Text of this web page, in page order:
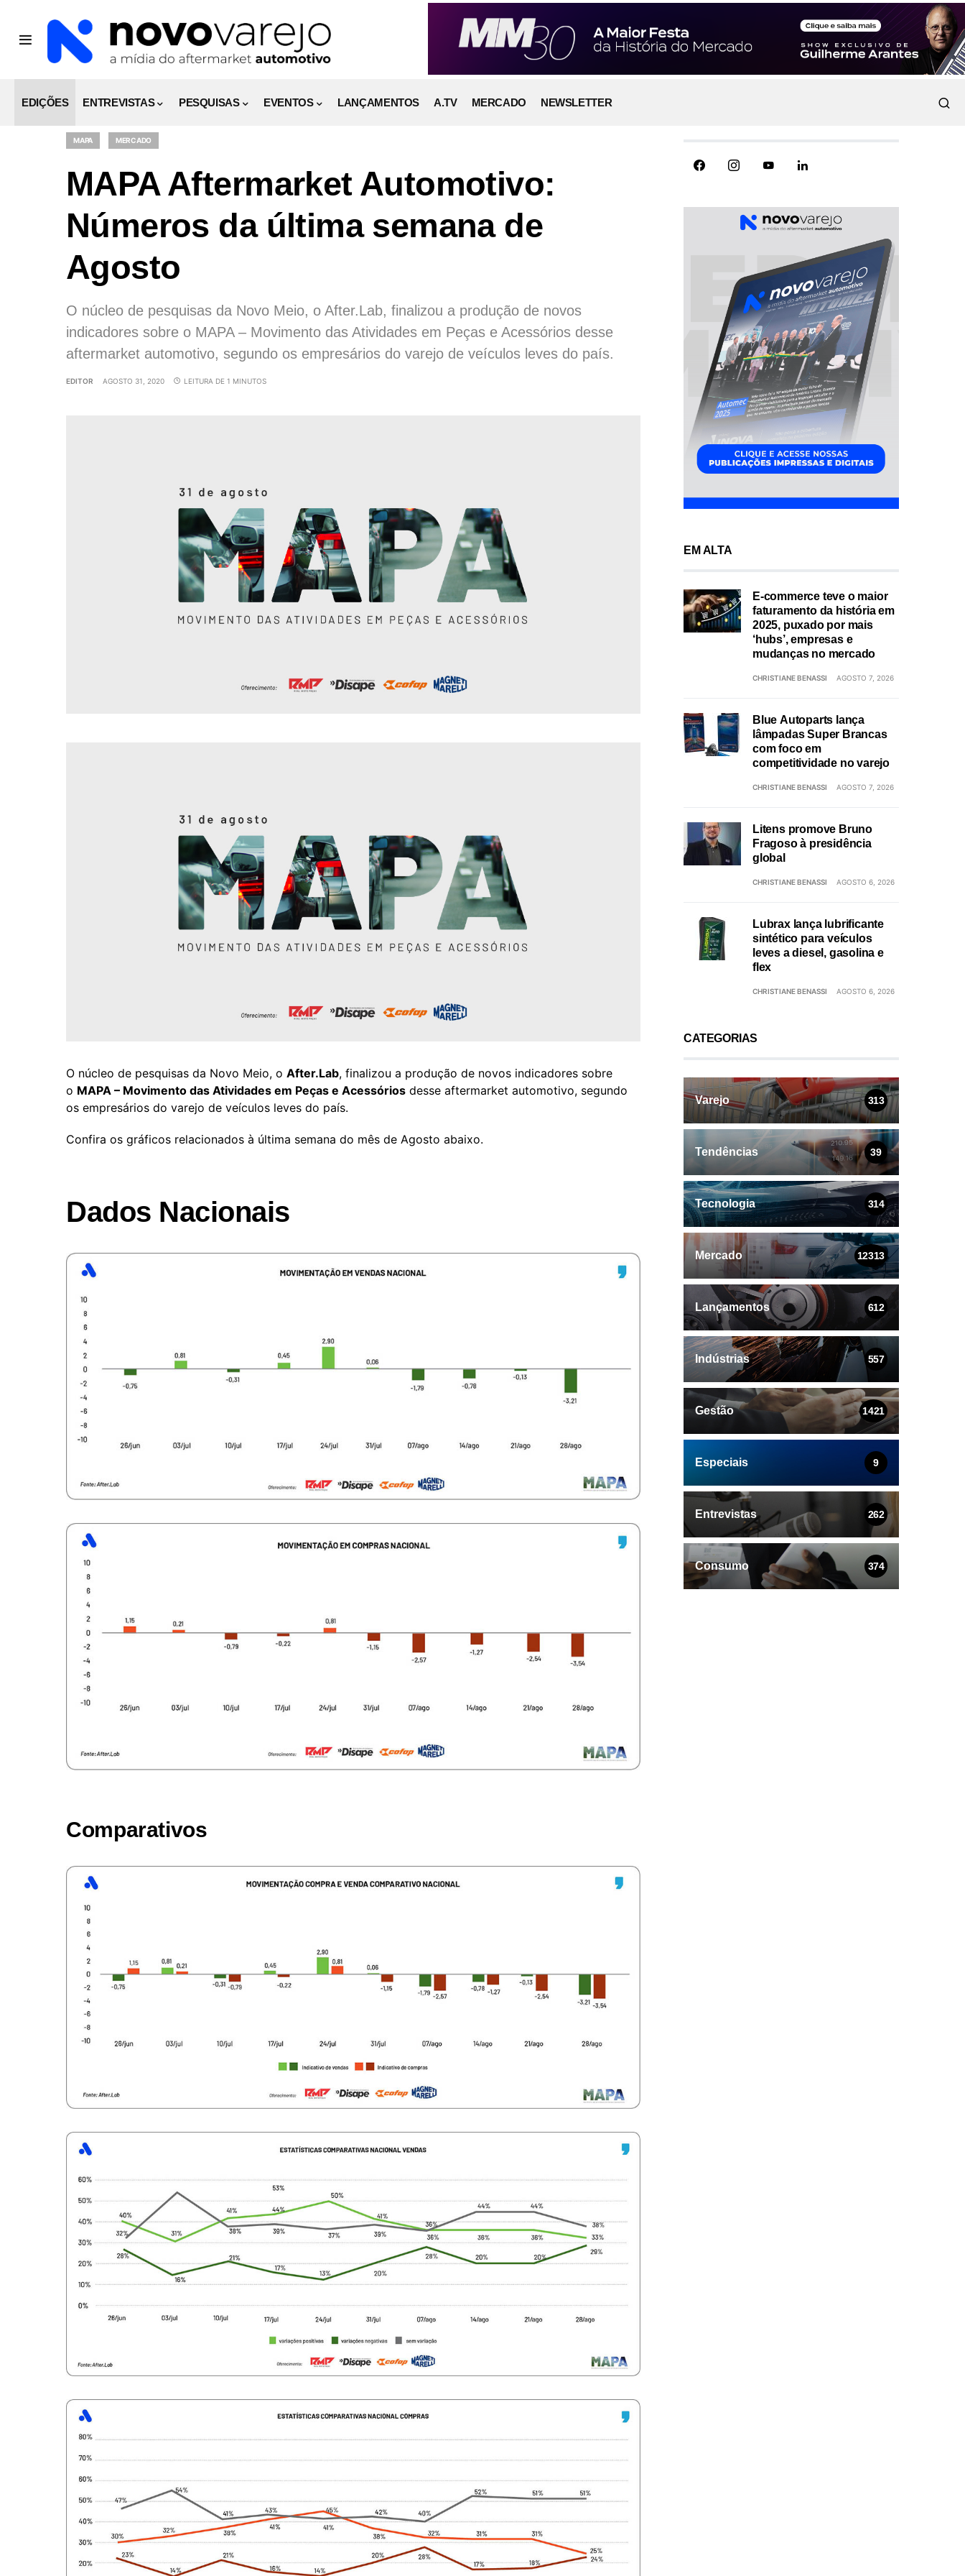
EDIÇÕES ENTREVISTAS PESQUISAS EVENTOS LANÇAMENTOS A.TV MERCADO NEWSLETTER
MAPA MERCADO
MAPA Aftermarket Automotivo:
Números da última semana de
Agosto
O núcleo de pesquisas da Novo Meio, o After.Lab, finalizou a produção de novos
indicadores sobre o MAPA – Movimento das Atividades em Peças e Acessórios desse
aftermarket automotivo, segundo os empresários do varejo de veículos leves do país.
EDITOR AGOSTO 31, 2020 LEITURA DE 1 MINUTOS
O núcleo de pesquisas da Novo Meio, o After.Lab, finalizou a produção de novos indicadores sobre
o MAPA – Movimento das Atividades em Peças e Acessórios desse aftermarket automotivo, segundo
os empresários do varejo de veículos leves do país.
Confira os gráficos relacionados à última semana do mês de Agosto abaixo.
Dados Nacionais
Comparativos
EM ALTA
E-commerce teve o maior
faturamento da história em
2025, puxado por mais
‘hubs’, empresas e
mudanças no mercado
CHRISTIANE BENASSI AGOSTO 7, 2026
Blue Autoparts lança
lâmpadas Super Brancas
com foco em
competitividade no varejo
CHRISTIANE BENASSI AGOSTO 7, 2026
Litens promove Bruno
Fragoso à presidência
global
CHRISTIANE BENASSI AGOSTO 6, 2026
Lubrax lança lubrificante
sintético para veículos
leves a diesel, gasolina e
flex
CHRISTIANE BENASSI AGOSTO 6, 2026
CATEGORIAS
Varejo 313
Tendências 39
Tecnologia 314
Mercado 12313
Lançamentos 612
Indústrias 557
Gestão 1421
Especiais 9
Entrevistas 262
Consumo 374